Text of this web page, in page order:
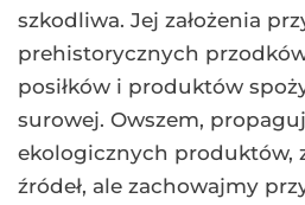
szkodliwa. Jej założenia
prehistorycznych
posiłków i produktów
surowej. Owszem,
ekologicznych produktów,
źródeł, ale zachowajmy